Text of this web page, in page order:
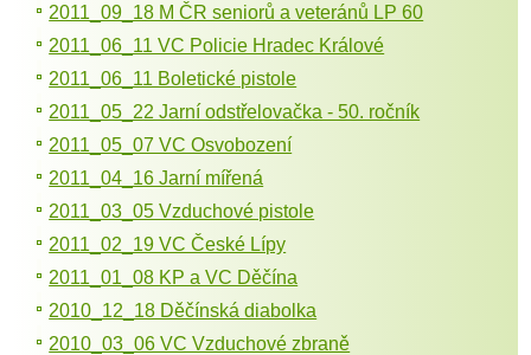
2011_09_18 M ČR seniorů a veteránů LP 60
2011_06_11 VC Policie Hradec Králové
2011_06_11 Boletické pistole
2011_05_22 Jarní odstřelovačka - 50. ročník
2011_05_07 VC Osvobození
2011_04_16 Jarní mířená
2011_03_05 Vzduchové pistole
2011_02_19 VC České Lípy
2011_01_08 KP a VC Děčína
2010_12_18 Děčínská diabolka
2010_03_06 VC Vzduchové zbraně